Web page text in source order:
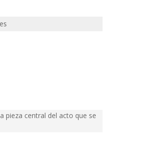
pieza central del acto que se